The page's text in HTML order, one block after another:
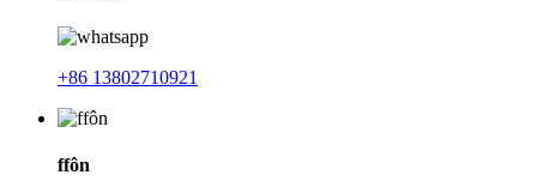
+86 13802710921
ffôn